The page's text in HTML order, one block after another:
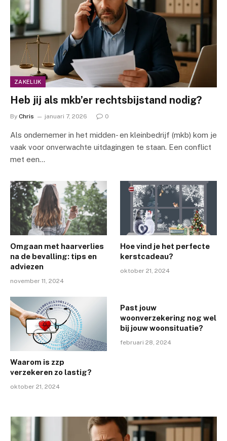
ZAKELIJK
Heb jij als mkb’er rechtsbijstand nodig?
By Chris januari 7, 2026 0
Als ondernemer in het midden- en kleinbedrijf (mkb) kom je
vaak voor onverwachte uitdagingen te staan. Een conflict
met een…
Omgaan met haarverlies
na de bevalling: tips en
adviezen
november 11, 2024
Hoe vind je het perfecte
kerstcadeau?
oktober 21, 2024
Waarom is zzp
verzekeren zo lastig?
oktober 21, 2024
Past jouw
woonverzekering nog wel
bij jouw woonsituatie?
februari 28, 2024